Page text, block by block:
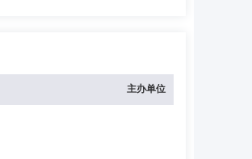
主办单位